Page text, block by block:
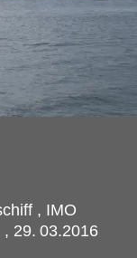
, IMO
, 29. 03.2016